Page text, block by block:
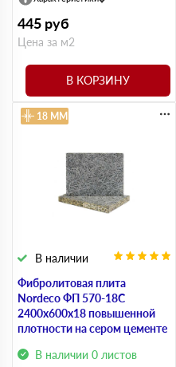
445 руб
Цена за м2
В КОРЗИНУ
Фибролитовая плита
Nordeco ФП 570-18С
2400х600х18 повышенной
плотности на сером цементе
В наличии 0 листов
В наличии
18 ММ